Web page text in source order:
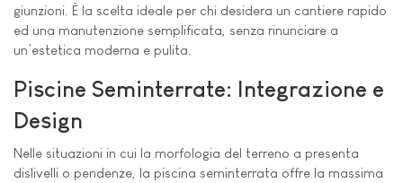
giunzioni. È la scelta ideale per chi desidera un cantiere rapido
ed una manutenzione semplificata, senza rinunciare a
un’estetica moderna e pulita.
Piscine Seminterrate: Integrazione e
Design
Nelle situazioni in cui la morfologia del terreno a presenta
dislivelli o pendenze, la piscina seminterrata offre la massima